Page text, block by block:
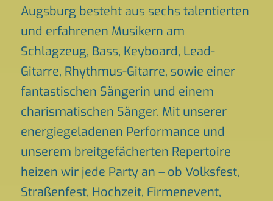
Augsburg besteht aus sechs talentierten
und erfahrenen Musikern am
Schlagzeug, Bass, Keyboard, Lead-
Gitarre, Rhythmus-Gitarre, sowie einer
fantastischen Sängerin und einem
charismatischen Sänger. Mit unserer
energiegeladenen Performance und
unserem breitgefächerten Repertoire
heizen wir jede Party an – ob Volksfest,
Straßenfest, Hochzeit, Firmenevent,